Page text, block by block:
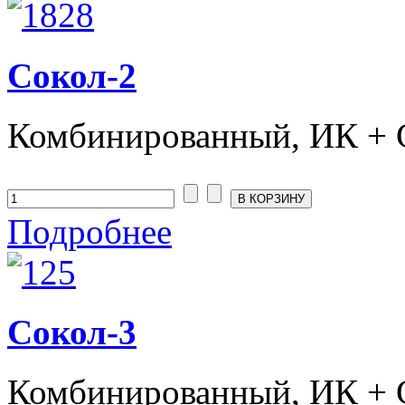
Сокол-2
Комбинированный, ИК +
Подробнее
Сокол-3
Комбинированный, ИК +